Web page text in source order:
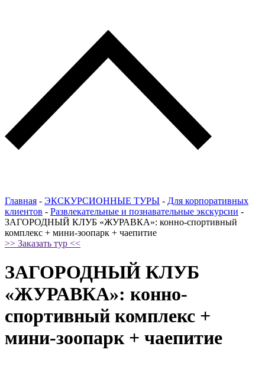
Главная - ЭКСКУРСИОННЫЕ ТУРЫ - Для корпоративных
клиентов - Развлекательные и познавательные экскурсии -
ЗАГОРОДНЫЙ КЛУБ «ЖУРАВКА»: конно-спортивный
комплекс + мини-зоопарк + чаепитие
>> Заказать тур <<
ЗАГОРОДНЫЙ КЛУБ
«ЖУРАВКА»: конно-
спортивный комплекс +
мини-зоопарк + чаепитие